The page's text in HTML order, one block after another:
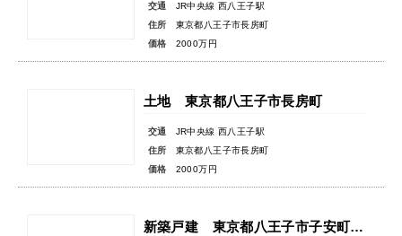
交通
JR中央線 西八王子駅
住所
東京都八王子市長房町
価格
2000万円
土地 東京都八王子市長房町
交通
JR中央線 西八王子駅
住所
東京都八王子市長房町
価格
2000万円
新築戸建 東京都八王子市子安町２丁目